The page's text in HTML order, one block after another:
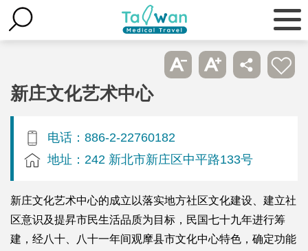
新庄文化艺术中心
电话：886-2-22760182
地址：242 新北市新庄区中平路133号
新庄文化艺术中心的成立以落实地方社区文化建设、建立社
区意识及提昇市民生活品质为目标，民国七十九年进行筹
建，经八十、八十一年间观摩县市文化中心特色，确定功能